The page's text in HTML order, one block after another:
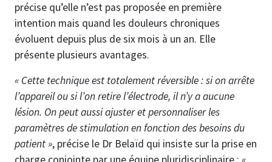
précise qu’elle n’est pas proposée en première
intention mais quand les douleurs chroniques
évoluent depuis plus de six mois à un an. Elle
présente plusieurs avantages.
« Cette technique est totalement réversible : si on arrête
l’appareil ou si l’on retire l’électrode, il n’y a aucune
lésion. On peut aussi ajuster et personnaliser les
paramètres de stimulation en fonction des besoins du
patient », précise le Dr Belaïd qui insiste sur la prise en